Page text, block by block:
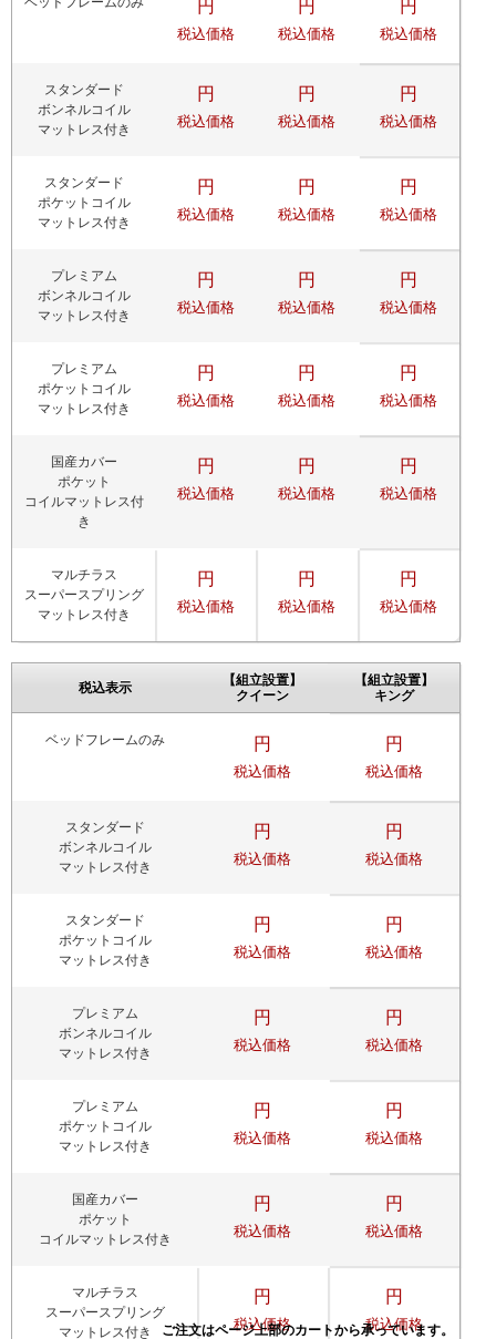
円
税込価格
円
税込価格
円
税込価格
スタンダード
ボンネルコイル
マットレス付き
円
税込価格
円
税込価格
円
税込価格
スタンダード
ポケットコイル
マットレス付き
円
税込価格
円
税込価格
円
税込価格
プレミアム
ボンネルコイル
マットレス付き
円
税込価格
円
税込価格
円
税込価格
プレミアム
ポケットコイル
マットレス付き
円
税込価格
円
税込価格
円
税込価格
国産カバー
ポケット
コイルマットレス付
き
円
税込価格
円
税込価格
円
税込価格
マルチラス
スーパースプリング
マットレス付き
円
税込価格
円
税込価格
円
税込価格
税込表示
【組立設置】
クイーン
【組立設置】
キング
ベッドフレームのみ 円
税込価格
円
税込価格
スタンダード
ボンネルコイル
マットレス付き
円
税込価格
円
税込価格
スタンダード
ポケットコイル
マットレス付き
円
税込価格
円
税込価格
プレミアム
ボンネルコイル
マットレス付き
円
税込価格
円
税込価格
プレミアム
ポケットコイル
マットレス付き
円
税込価格
円
税込価格
国産カバー
ポケット
コイルマットレス付き
円
税込価格
円
税込価格
マルチラス
スーパースプリング
マットレス付き
円
税込価格
円
税込価格